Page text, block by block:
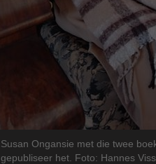
Susan Ongansie met die twee
gepubliseer het. Foto: Hannes